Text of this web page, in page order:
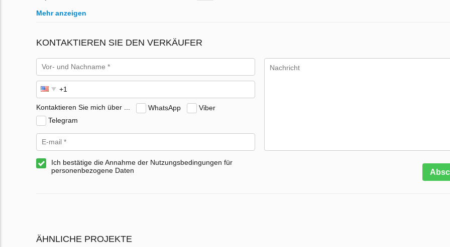
Mehr anzeigen
KONTAKTIEREN SIE DEN VERKÄUFER
Kontaktieren Sie mich über ... WhatsApp
Viber
Telegram
Ich bestätige die Annahme der Nutzungsbedingungen für
personenbezogene Daten
ÄHNLICHE PROJEKTE